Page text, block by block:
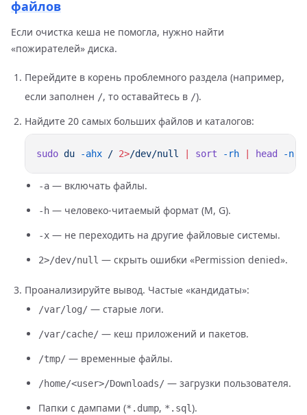
файлов
Если очистка кеша не помогла, нужно найти
«пожирателей» диска.
Перейдите в корень проблемного раздела (например,
если заполнен /, то оставайтесь в /).
Найдите 20 самых больших файлов и каталогов:
sudo du -ahx / 2>/dev/null sort -rh head -n
-a — включать файлы.
-h — человеко-читаемый формат (M, G).
-x — не переходить на другие файловые системы.
2>/dev/null — скрыть ошибки «Permission denied».
Проанализируйте вывод. Частые «кандидаты»:
/var/log/ — старые логи.
/var/cache/ — кеш приложений и пакетов.
/tmp/ — временные файлы.
/home/<user>/Downloads/ — загрузки пользователя.
Папки с дампами (*.dump, *.sql).